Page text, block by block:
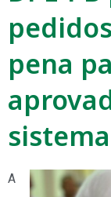
pena
A